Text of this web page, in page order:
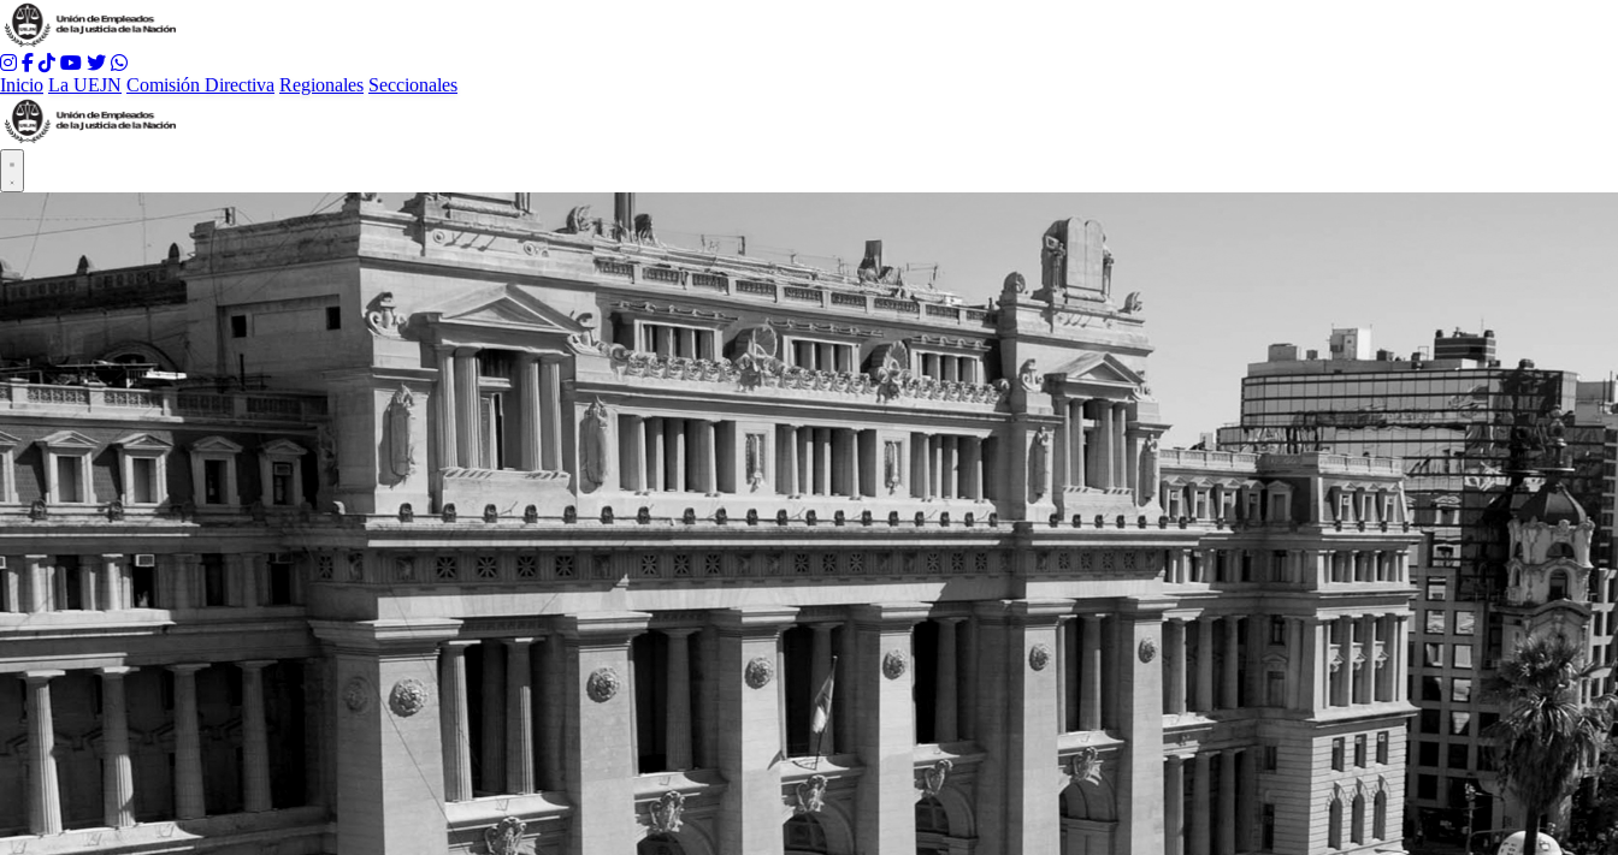
Inicio La UEJN Comisión Directiva Regionales Seccionales
Abrir menú principal